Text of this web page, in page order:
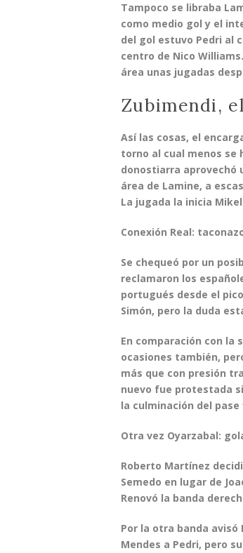
Tampoco se libraba
como medio gol y el
del gol estuvo Pedri al
centro de Nico Williams
área unas jugadas
Zubimendi,
Así las cosas, el
torno al cual menos se
donostiarra aprovechó
área de Lamine, a
La jugada la inicia
Conexión Real:
Se chequeó por un
reclamaron los
portugués desde el
Simón, pero la duda
En comparación con la
ocasiones también,
más que con presión
nuevo fue protestada
la culminación del pase
Otra vez Oyarzabal:
Roberto Martínez
Semedo en lugar de
Renovó la banda
Por la otra banda avisó
Mendes a Pedri, pero